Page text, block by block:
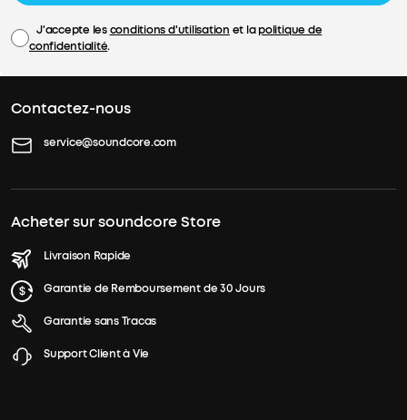
J'accepte lesconditions d'utilisation et lapolitique de
confidentialité.
Contactez-nous
service@soundcore.com
Acheter sur soundcore Store
Livraison Rapide
Garantie de Remboursement de 30 Jours
Garantie sans Tracas
Support Client à Vie